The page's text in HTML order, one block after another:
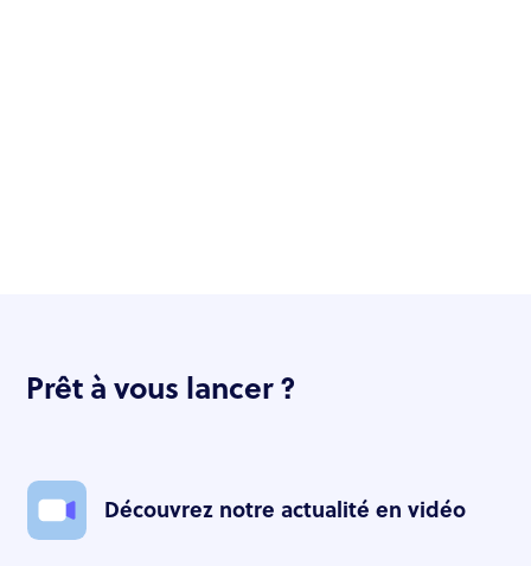
Prêt à vous lancer ?
Découvrez notre actualité en vidéo